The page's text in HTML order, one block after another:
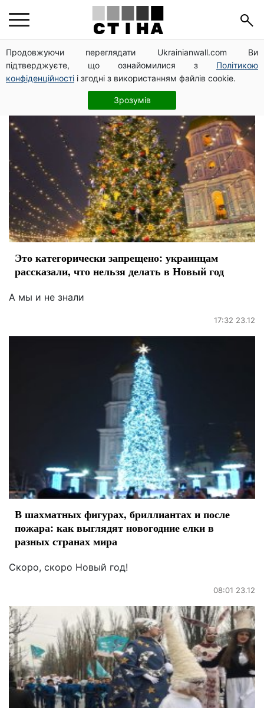
Продовжуючи переглядати Ukrainianwall.com Ви
підтверджуєте, що ознайомилися з Політикою
конфіденційності і згодні з використанням файлів cookie.
Зрозумів
Новый год
Это категорически запрещено: украинцам
рассказали, что нельзя делать в Новый год
А мы и не знали
17:32 23.12
В шахматных фигурах, бриллиантах и после
пожара: как выглядят новогодние елки в
разных странах мира
Скоро, скоро Новый год!
08:01 23.12